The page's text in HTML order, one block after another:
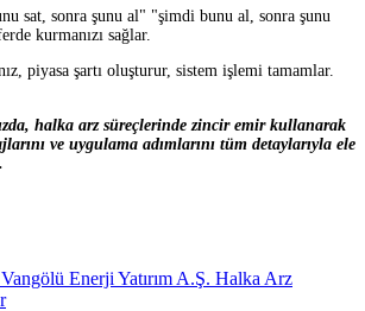
sat, sonra şunu al" "şimdi bunu al, sonra şunu
kurmanızı sağlar.
piyasa şartı oluşturur, sistem işlemi tamamlar.
halka arz süreçlerinde zincir emir kullanarak
ve uygulama adımlarını tüm detaylarıyla ele
Enerji Yatırım A.Ş. Halka Arz